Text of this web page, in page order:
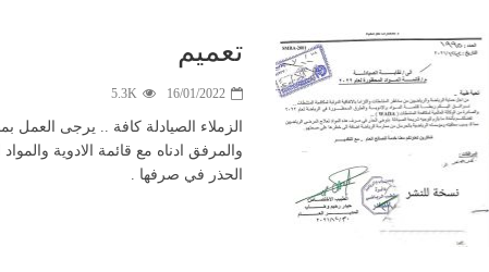
تعميم
16/01/2022
5.3K
الزملاء الصيادلة كافة .. يرجى العمل
والمرفق ادناه مع قائمة الادوية
الحذر في صرفها .